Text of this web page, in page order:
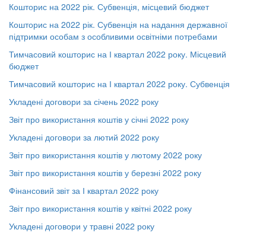
Кошторис на 2022 рік. Субвенція, місцевий бюджет
Кошторис на 2022 рік. Субвенція на надання державної
підтримки особам з особливими освітніми потребами
Тимчасовий кошторис на І квартал 2022 року. Місцевий
бюджет
Тимчасовий кошторис на І квартал 2022 року. Субвенція
Укладені договори за січень 2022 року
Звіт про використання коштів у січні 2022 року
Укладені договори за лютий 2022 року
Звіт про використання коштів у лютому 2022 року
Звіт про використання коштів у березні 2022 року
Фінансовий звіт за І квартал 2022 року
Звіт про використання коштів у квітні 2022 року
Укладені договори у травні 2022 року